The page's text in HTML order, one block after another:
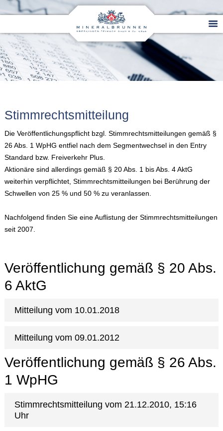
Stimmrechtsmitteilung
Die Veröffentlichungspflicht bzgl. Stimmrechtsmitteilungen gemäß §
26 Abs. 1 WpHG entfiel nach dem Segmentwechsel in den Entry
Standard bzw. Freiverkehr Plus.
Aktionäre sind allerdings gemäß § 20 Abs. 1 bis Abs. 4 AktG
weiterhin verpflichtet, Stimmrechtsmitteilungen bei Berührung der
Schwellen von 25 % und 50 % zu veranlassen.
Nachfolgend finden Sie eine Auflistung der Stimmrechtsmitteilungen
seit 2007.
Veröffentlichung gemäß § 20 Abs.
6 AktG
Mitteilung vom 10.01.2018
Mitteilung vom 09.01.2012
Veröffentlichung gemäß § 26 Abs.
1 WpHG
Stimmrechtsmitteilung vom 21.12.2010, 15:16
Uhr